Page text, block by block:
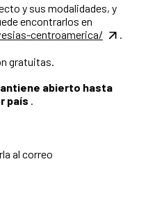
y sus modalidades, y
encontrarlos en
centroamerica/
gratuitas.
abierto hasta
país .
al correo